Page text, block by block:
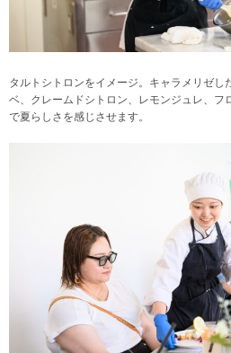
タルトシトロンをイメージ。キャラメリゼし
ベ、クレームドシトロン、レモンジュレ、フ
で夏らしさを感じさせます。